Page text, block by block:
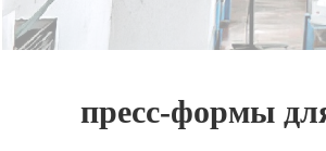
пресс-формы